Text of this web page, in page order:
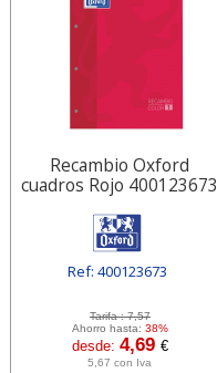
Recambio Oxford
cuadros Rojo 400123673
Ref: 400123673
Tarifa :7,57
Ahorro hasta: 38%
desde: 4,69 €
5,67 con Iva